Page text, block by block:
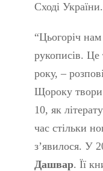
Сході України.
“Цьогоріч
рукописів.
року, –
Щороку твори
10, як
час стільки
з’явилося. У
Дашвар. Її